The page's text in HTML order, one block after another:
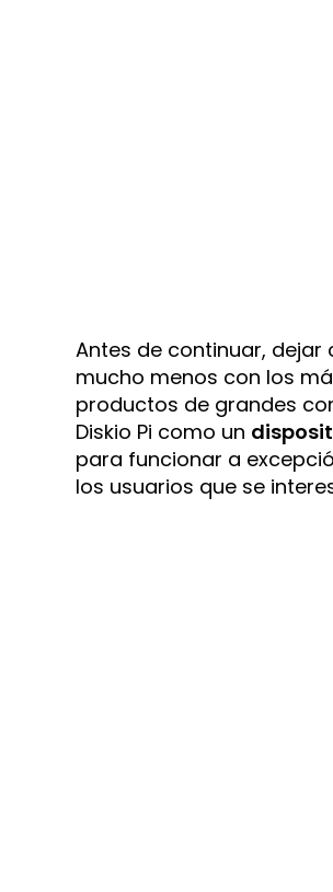
Antes de continuar,
mucho menos con los
productos de grandes
Diskio Pi como un
para funcionar a
los usuarios que se